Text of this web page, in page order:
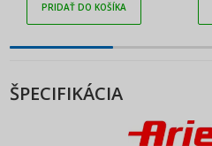
PRIDAŤ DO KOŠÍKA
ŠPECIFIKÁCIA